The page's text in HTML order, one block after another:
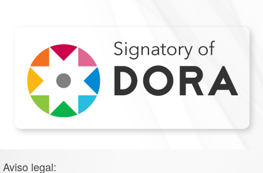
Aviso legal: